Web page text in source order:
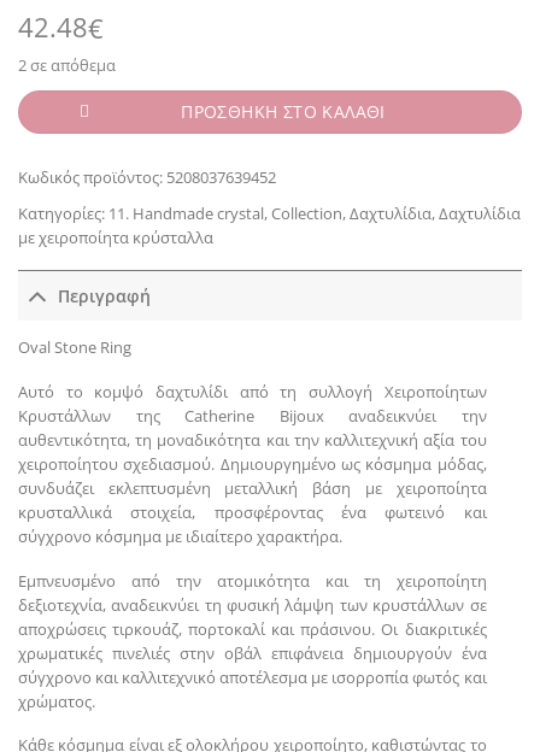
42.48€
2 σε απόθεμα
ΠΡΟΣΘΗΚΗ ΣΤΟ ΚΑΛΑΘΙ
Κωδικός προϊόντος: 5208037639452
Κατηγορίες: 11. Handmade crystal,Collection,Δαχτυλίδια,Δαχτυλίδια
με χειροποίητα κρύσταλλα
Περιγραφή
Oval Stone Ring
Αυτό το κομψό δαχτυλίδι από τη συλλογή Χειροποίητων
Κρυστάλλων της Catherine Bijoux αναδεικνύει την
αυθεντικότητα, τη μοναδικότητα και την καλλιτεχνική αξία του
χειροποίητου σχεδιασμού. Δημιουργημένο ως κόσμημα μόδας,
συνδυάζει εκλεπτυσμένη μεταλλική βάση με χειροποίητα
κρυσταλλικά στοιχεία, προσφέροντας ένα φωτεινό και
σύγχρονο κόσμημα με ιδιαίτερο χαρακτήρα.
Εμπνευσμένο από την ατομικότητα και τη χειροποίητη
δεξιοτεχνία, αναδεικνύει τη φυσική λάμψη των κρυστάλλων σε
αποχρώσεις τιρκουάζ, πορτοκαλί και πράσινου. Οι διακριτικές
χρωματικές πινελιές στην οβάλ επιφάνεια δημιουργούν ένα
σύγχρονο και καλλιτεχνικό αποτέλεσμα με ισορροπία φωτός και
χρώματος.
Κάθε κόσμημα είναι εξ ολοκλήρου χειροποίητο, καθιστώντας το